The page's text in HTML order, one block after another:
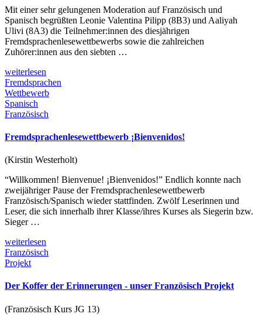
Mit einer sehr gelungenen Moderation auf Französisch und
Spanisch begrüßten Leonie Valentina Pilipp (8B3) und Aaliyah
Ulivi (8A3) die Teilnehmer:innen des diesjährigen
Fremdsprachenlesewettbewerbs sowie die zahlreichen
Zuhörer:innen aus den siebten …
weiterlesen
Fremdsprachen
Wettbewerb
Spanisch
Französisch
Fremdsprachenlesewettbewerb ¡Bienvenidos!
(Kirstin Westerholt)
“Willkommen! Bienvenue! ¡Bienvenidos!” Endlich konnte nach
zweijähriger Pause der Fremdsprachenlesewettbewerb
Französisch/Spanisch wieder stattfinden. Zwölf Leserinnen und
Leser, die sich innerhalb ihrer Klasse/ihres Kurses als Siegerin bzw.
Sieger …
weiterlesen
Französisch
Projekt
Der Koffer der Erinnerungen - unser Französisch Projekt
(Französisch Kurs JG 13)